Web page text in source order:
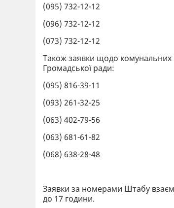
(095) 732-12-12
(096) 732-12-12
(073) 732-12-12
Також заявки щодо
Громадської ради:
(095) 816-39-11
(093) 261-32-25
(063) 402-79-56
(063) 681-61-82
(068) 638-28-48
Заявки за номерами Штабу
до 17 години.